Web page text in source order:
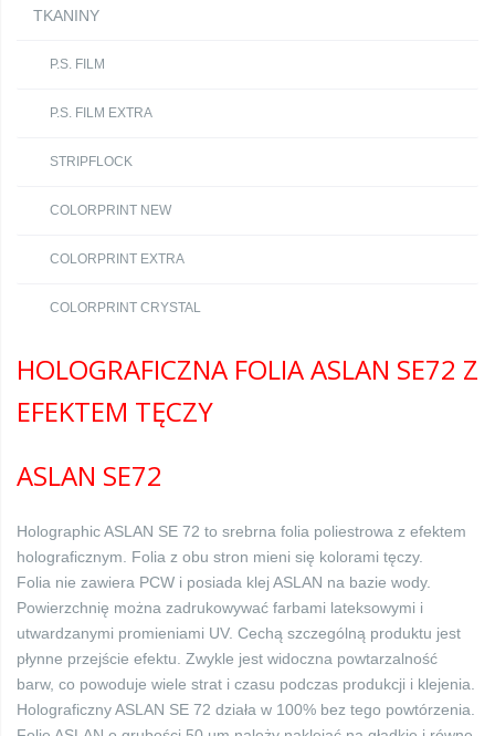
TKANINY
P.S. FILM
P.S. FILM EXTRA
STRIPFLOCK
COLORPRINT NEW
COLORPRINT EXTRA
COLORPRINT CRYSTAL
HOLOGRAFICZNA FOLIA ASLAN SE72 Z
EFEKTEM TĘCZY
ASLAN SE72
Holographic ASLAN SE 72 to srebrna folia poliestrowa z efektem
holograficznym. Folia z obu stron mieni się kolorami tęczy.
Folia nie zawiera PCW i posiada klej ASLAN na bazie wody.
Powierzchnię można zadrukowywać farbami lateksowymi i
utwardzanymi promieniami UV. Cechą szczególną produktu jest
płynne przejście efektu. Zwykle jest widoczna powtarzalność
barw, co powoduje wiele strat i czasu podczas produkcji i klejenia.
Holograficzny ASLAN SE 72 działa w 100% bez tego powtórzenia.